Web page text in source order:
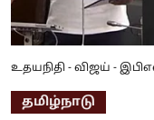
உதயநிதி - விஜய் -
தமிழ்நாடு